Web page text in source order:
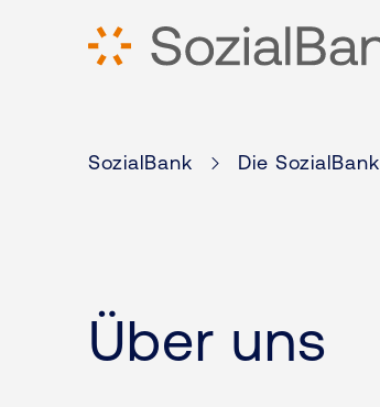
SozialBank Die SozialBank
Über uns